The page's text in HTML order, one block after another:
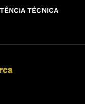
TÉCNICA